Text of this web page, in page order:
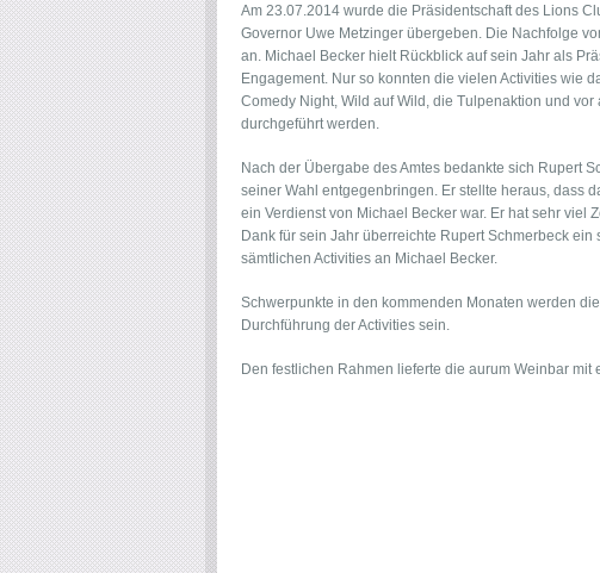
Am 23.07.2014 wurde die Präsidentschaft des Lions
Governor Uwe Metzinger übergeben. Die Nachfolge
an. Michael Becker hielt Rückblick auf sein Jahr als
Engagement. Nur so konnten die vielen Activities wie
Comedy Night, Wild auf Wild, die Tulpenaktion und
durchgeführt werden.
Nach der Übergabe des Amtes bedankte sich Rupert
seiner Wahl entgegenbringen. Er stellte heraus, dass
ein Verdienst von Michael Becker war. Er hat sehr viel
Dank für sein Jahr überreichte Rupert Schmerbeck
sämtlichen Activities an Michael Becker.
Schwerpunkte in den kommenden Monaten werden
Durchführung der Activities sein.
Den festlichen Rahmen lieferte die aurum Weinbar mit